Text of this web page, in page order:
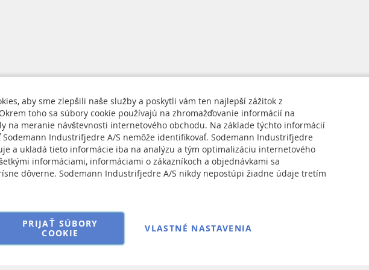
Policy
Sign
Up
for
aby sme zlepšili naše služby a poskytli vám ten najlepší zážitok z
toho sa súbory cookie používajú na zhromažďovanie informácií na
na meranie návštevnosti internetového obchodu. Na základe týchto informácií
Sodemann Industrifjedre A/S nemôže identifikovať. Sodemann Industrifjedre
a ukladá tieto informácie iba na analýzu a tým optimalizáciu internetového
informáciami, informáciami o zákazníkoch a objednávkami sa
dôverne. Sodemann Industrifjedre A/S nikdy nepostúpi žiadne údaje tretím
PRIJAŤ SÚBORY
COOKIE
VLASTNÉ NASTAVENIA